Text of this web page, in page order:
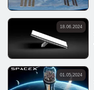
18.06.2024
01.05.2024